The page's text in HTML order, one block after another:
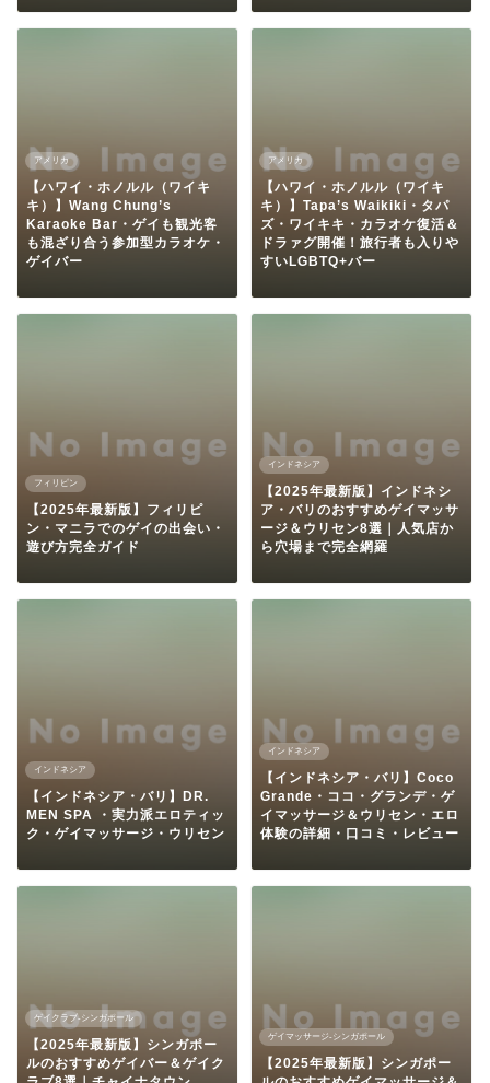
アメリカ
【ハワイ・ホノルル（ワイキ
キ）】Wang Chung’s
Karaoke Bar・ゲイも観光客
も混ざり合う参加型カラオケ・
ゲイバー
アメリカ
【ハワイ・ホノルル（ワイキ
キ）】Tapa’s Waikiki・タパ
ズ・ワイキキ・カラオケ復活＆
ドラァグ開催！旅行者も入りや
すいLGBTQ+バー
フィリピン
【2025年最新版】フィリピ
ン・マニラでのゲイの出会い・
遊び方完全ガイド
インドネシア
【2025年最新版】インドネシ
ア・バリのおすすめゲイマッサ
ージ＆ウリセン8選｜人気店か
ら穴場まで完全網羅
インドネシア
【インドネシア・バリ】DR.
MEN SPA ・実力派エロティッ
ク・ゲイマッサージ・ウリセン
インドネシア
【インドネシア・バリ】Coco
Grande・ココ・グランデ・ゲ
イマッサージ＆ウリセン・エロ
体験の詳細・口コミ・レビュー
ゲイクラブ-シンガポール
【2025年最新版】シンガポー
ルのおすすめゲイバー＆ゲイク
ゲイマッサージ-シンガポール
【2025年最新版】シンガポー